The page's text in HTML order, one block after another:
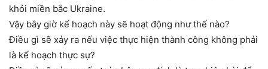
khỏi miền bắc Ukraine.
Vậy bây giờ kế hoạch này sẽ hoạt động như thế nào?
Điều gì sẽ xảy ra nếu việc thực hiện thành công không phải
là kế hoạch thực sự?